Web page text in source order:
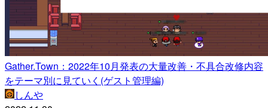
Gather.Town：2022年10月発表の大量改善・不具合改修内容
をテーマ別に見ていく(ゲスト管理編)
しんや